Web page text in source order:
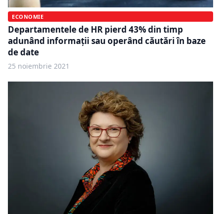
ECONOMIE
Departamentele de HR pierd 43% din timp
adunând informații sau operând căutări în baze
de date
25 noiembrie 2021